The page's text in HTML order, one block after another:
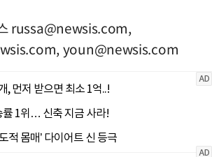
russa@newsis.com,
,youn@newsis.com